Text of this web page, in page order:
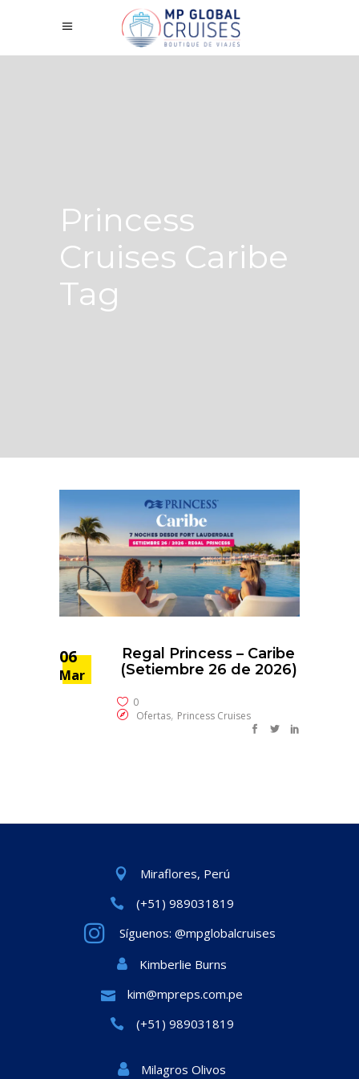
Princess
Cruises Caribe
Tag
06
Mar
Regal Princess – Caribe
(Setiembre 26 de 2026)
0
Ofertas, Princess Cruises
Miraflores, Perú
(+51) 989031819
Síguenos: @mpglobalcruises
Kimberlie Burns
kim@mpreps.com.pe
(+51) 989031819
Milagros Olivos